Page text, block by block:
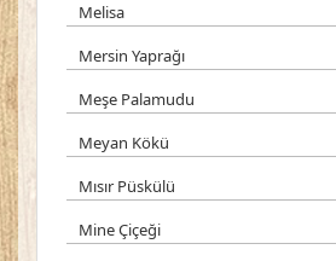
Melisa
Mersin Yaprağı
Meşe Palamudu
Meyan Kökü
Mısır Püskülü
Mine Çiçeği